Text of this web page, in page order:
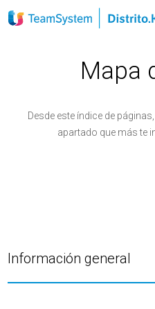
Mapa
Desde este índice de
apartado que más te
Información general